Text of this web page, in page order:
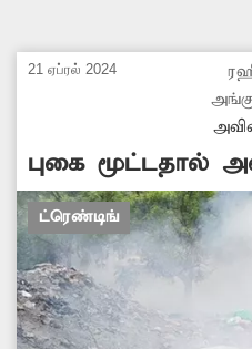
21 ஏப்ரல் 2024
புகை மூட்டதால்
ட்ரெண்டிங்